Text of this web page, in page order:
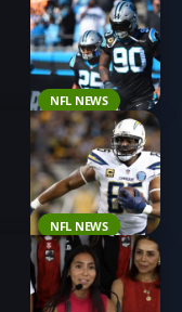
NFL NEWS
NFL NEWS